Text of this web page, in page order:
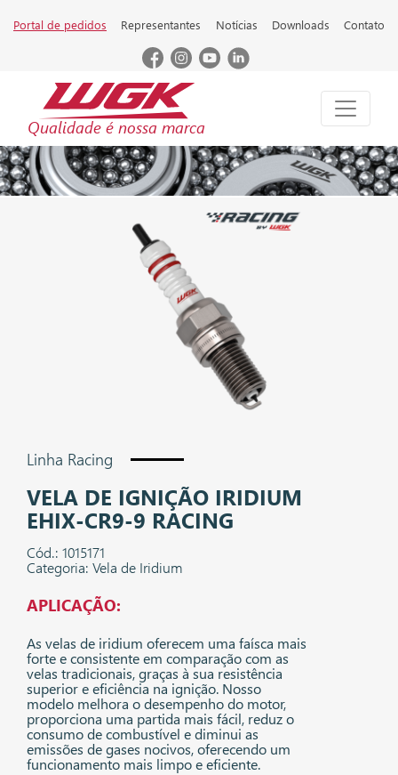
Portal de pedidos Representantes Notícias Downloads Contato
Qualidade é nossa marca
Linha Racing
VELA DE IGNIÇÃO IRIDIUM
EHIX-CR9-9 RACING
Cód.: 1015171
Categoria: Vela de Iridium
APLICAÇÃO:
As velas de iridium oferecem uma faísca mais
forte e consistente em comparação com as
velas tradicionais, graças à sua resistência
superior e eficiência na ignição. Nosso
modelo melhora o desempenho do motor,
proporciona uma partida mais fácil, reduz o
consumo de combustível e diminui as
emissões de gases nocivos, oferecendo um
funcionamento mais limpo e eficiente.